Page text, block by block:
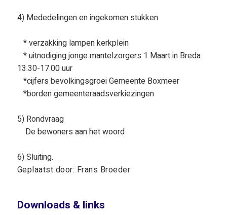
4) Mededelingen en ingekomen stukken
* verzakking lampen kerkplein
* uitnodiging jonge mantelzorgers 1 Maart in Breda
13.30-17.00 uur
*cijfers bevolkingsgroei Gemeente Boxmeer
*borden gemeenteraadsverkiezingen
5) Rondvraag
De bewoners aan het woord
6) Sluiting.
Geplaatst door: Frans Broeder
Downloads & links